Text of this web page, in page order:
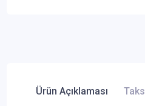
Ürün Açıklaması